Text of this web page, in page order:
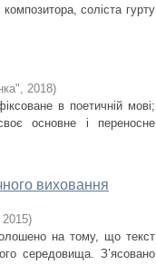
соліста гурту
, 2018)
в поетичній мові;
основне і переносне
виховання
2015)
на тому, що текст
середовища. З’ясовано